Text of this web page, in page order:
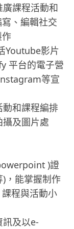
課程活動和
、編輯社交
Youtube影片
平台的電子營
等宣
動和課程編排
及圖片處
)證
，能掌握制作
程與活動小
訊及以e-